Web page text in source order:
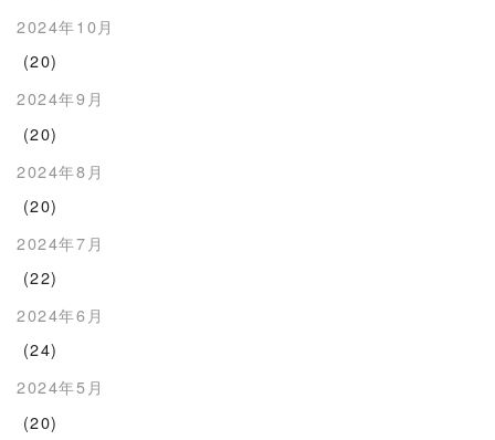
2024年10月
(20)
2024年9月
(20)
2024年8月
(20)
2024年7月
(22)
2024年6月
(24)
2024年5月
(20)